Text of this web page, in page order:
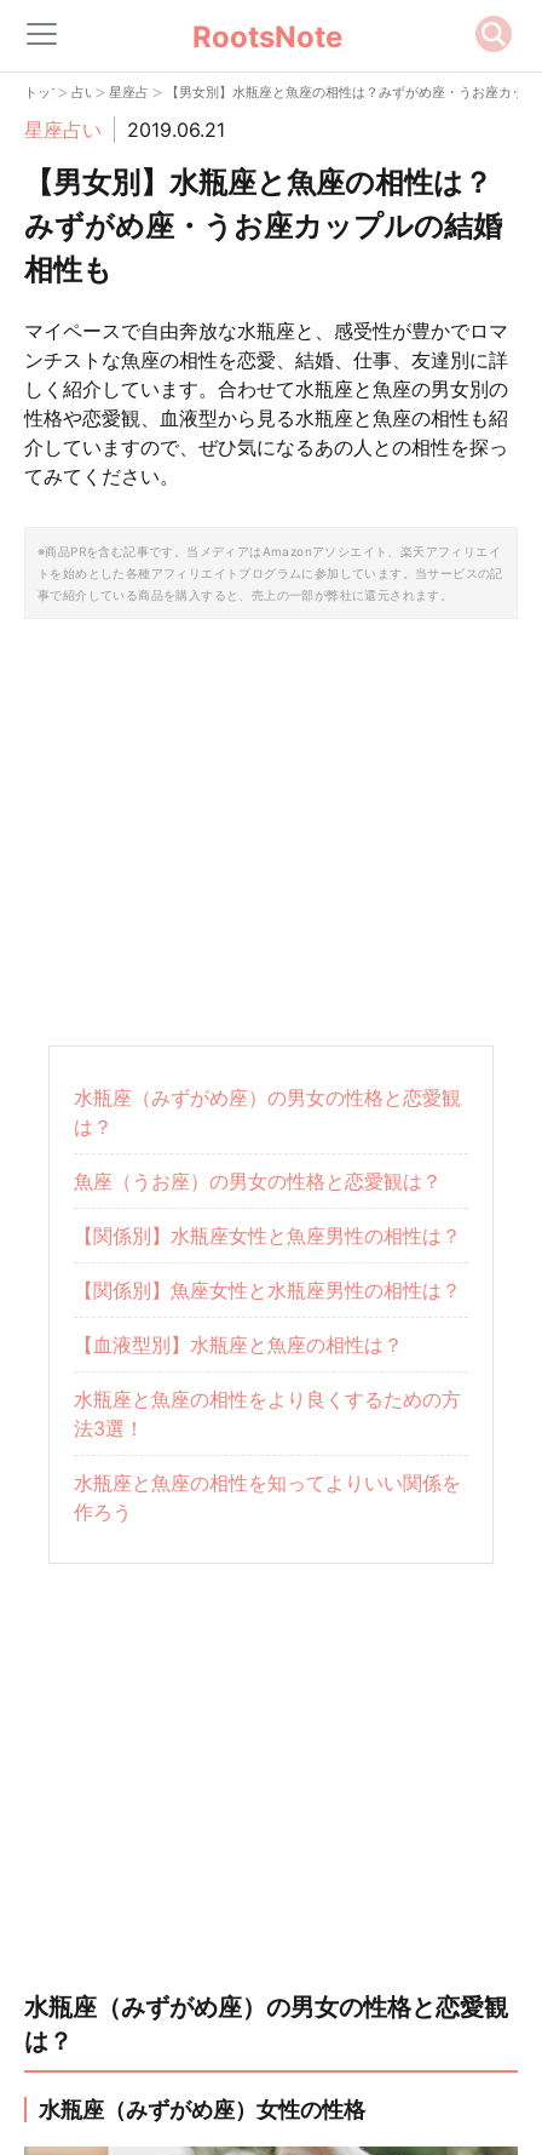
RootsNote
トップ> 占い> 星座占い
> 【男女別】水瓶座と魚座の相性は？みずがめ座・うお座カッ
星座占い 2019.06.21
【男女別】水瓶座と魚座の相性は？
みずがめ座・うお座カップルの結婚
相性も
マイペースで自由奔放な水瓶座と、感受性が豊かでロマ
ンチストな魚座の相性を恋愛、結婚、仕事、友達別に詳
しく紹介しています。合わせて水瓶座と魚座の男女別の
性格や恋愛観、血液型から見る水瓶座と魚座の相性も紹
介していますので、ぜひ気になるあの人との相性を探っ
てみてください。
※商品PRを含む記事です。当メディアはAmazonアソシエイト、楽天アフィリエイ
トを始めとした各種アフィリエイトプログラムに参加しています。当サービスの記
事で紹介している商品を購入すると、売上の一部が弊社に還元されます。
水瓶座（みずがめ座）の男女の性格と恋愛観
は？
魚座（うお座）の男女の性格と恋愛観は？
【関係別】水瓶座女性と魚座男性の相性は？
【関係別】魚座女性と水瓶座男性の相性は？
【血液型別】水瓶座と魚座の相性は？
水瓶座と魚座の相性をより良くするための方
法3選！
水瓶座と魚座の相性を知ってよりいい関係を
作ろう
水瓶座（みずがめ座）の男女の性格と恋愛観
は？
水瓶座（みずがめ座）女性の性格